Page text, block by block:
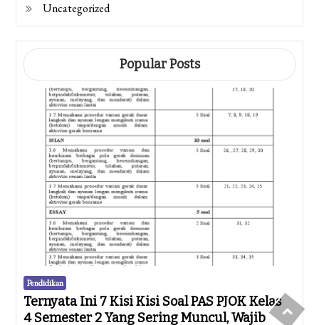
Uncategorized
Popular Posts
Pendidikan
Ternyata Ini 7 Kisi Kisi Soal PAS PJOK Kelas
4 Semester 2 Yang Sering Muncul, Wajib